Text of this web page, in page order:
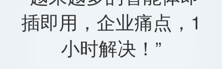
插即用，企业痛点，1
小时解决！”